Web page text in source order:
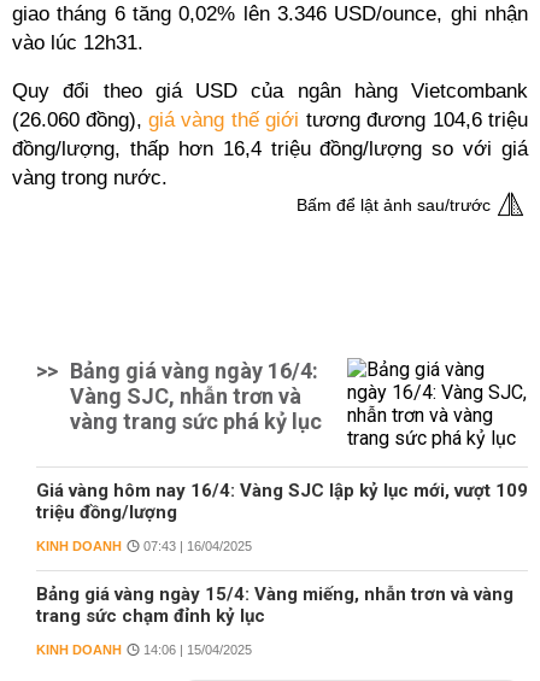
giao tháng 6 tăng 0,02% lên 3.346 USD/ounce, ghi nhận
vào lúc 12h31.
Quy đổi theo giá USD của ngân hàng Vietcombank
(26.060 đồng), giá vàng thế giới tương đương 104,6 triệu
đồng/lượng, thấp hơn 16,4 triệu đồng/lượng so với giá
vàng trong nước.
Bấm để lật ảnh sau/trước
>> Bảng giá vàng ngày 16/4:
Vàng SJC, nhẫn trơn và
vàng trang sức phá kỷ lục
Giá vàng hôm nay 16/4: Vàng SJC lập kỷ lục mới, vượt 109
triệu đồng/lượng
KINH DOANH 07:43 | 16/04/2025
Bảng giá vàng ngày 15/4: Vàng miếng, nhẫn trơn và vàng
trang sức chạm đỉnh kỷ lục
KINH DOANH 14:06 | 15/04/2025